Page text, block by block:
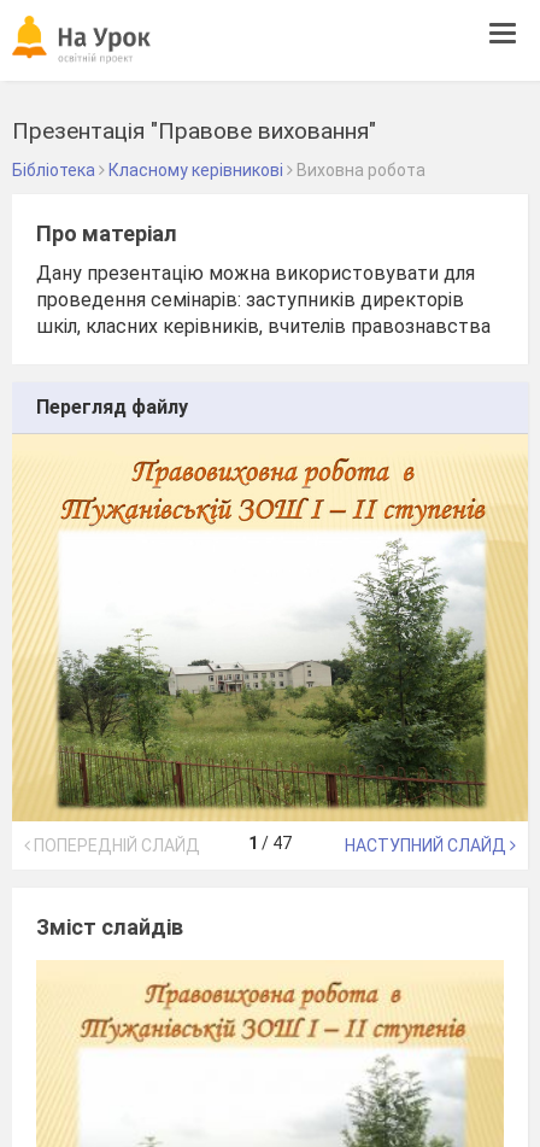
Презентація "Правове виховання"
Бібліотека Класному керівникові Виховна робота
Про матеріал
Дану презентацію можна використовувати для
проведення семінарів: заступників директорів
шкіл, класних керівників, вчителів правознавства
Перегляд файлу
ПОПЕРЕДНІЙ СЛАЙД 1 / 47 НАСТУПНИЙ СЛАЙД
Зміст слайдів